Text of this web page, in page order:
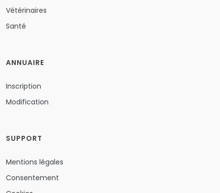
Vétérinaires
Santé
ANNUAIRE
Inscription
Modification
SUPPORT
Mentions légales
Consentement